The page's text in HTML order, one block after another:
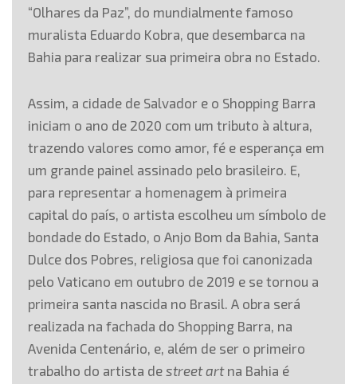
“Olhares da Paz”, do mundialmente famoso
muralista Eduardo Kobra, que desembarca na
Bahia para realizar sua primeira obra no Estado.
Assim, a cidade de Salvador e o Shopping Barra
iniciam o ano de 2020 com um tributo à altura,
trazendo valores como amor, fé e esperança em
um grande painel assinado pelo brasileiro. E,
para representar a homenagem à primeira
capital do país, o artista escolheu um símbolo de
bondade do Estado, o Anjo Bom da Bahia, Santa
Dulce dos Pobres, religiosa que foi canonizada
pelo Vaticano em outubro de 2019 e se tornou a
primeira santa nascida no Brasil. A obra será
realizada na fachada do Shopping Barra, na
Avenida Centenário, e, além de ser o primeiro
trabalho do artista de street artna Bahia é